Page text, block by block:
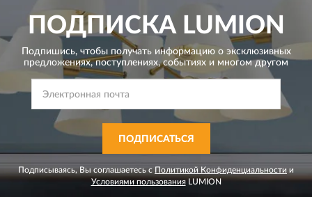
ПОДПИСКАLUMION
Подпишись, чтобы получать информацию о эксклюзивных
предложениях,поступлениях, событиях и многом другом
ПОДПИСАТЬСЯ
Подписываясь, Вы соглашаетесь с Политикой Конфиденциальности и
Условиями пользованияLUMION